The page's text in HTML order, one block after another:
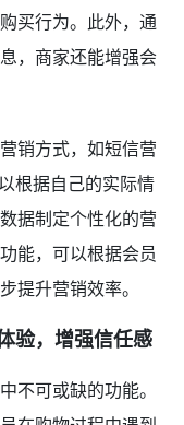
买行为。此外，通
，商家还能增强会
销方式，如短信营
根据自己的实际情
据制定个性化的营
能，可以根据会员
提升营销效率。
验，增强信任感
不可或缺的功能。